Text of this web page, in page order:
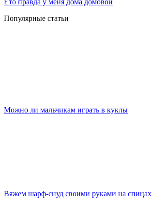
Ето правда у меня дома домовой
Популярные статьи
Можно ли мальчикам играть в куклы
Вяжем шарф-снуд своими руками на спицах